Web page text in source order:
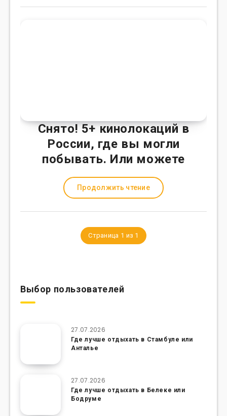
Снято! 5+ кинолокаций в
России, где вы могли
побывать. Или можете
Продолжить чтение
Страница 1 из 1
Выбор пользователей
27.07.2026
Где лучше отдыхать в Стамбуле или
Анталье
27.07.2026
Где лучше отдыхать в Белеке или
Бодруме